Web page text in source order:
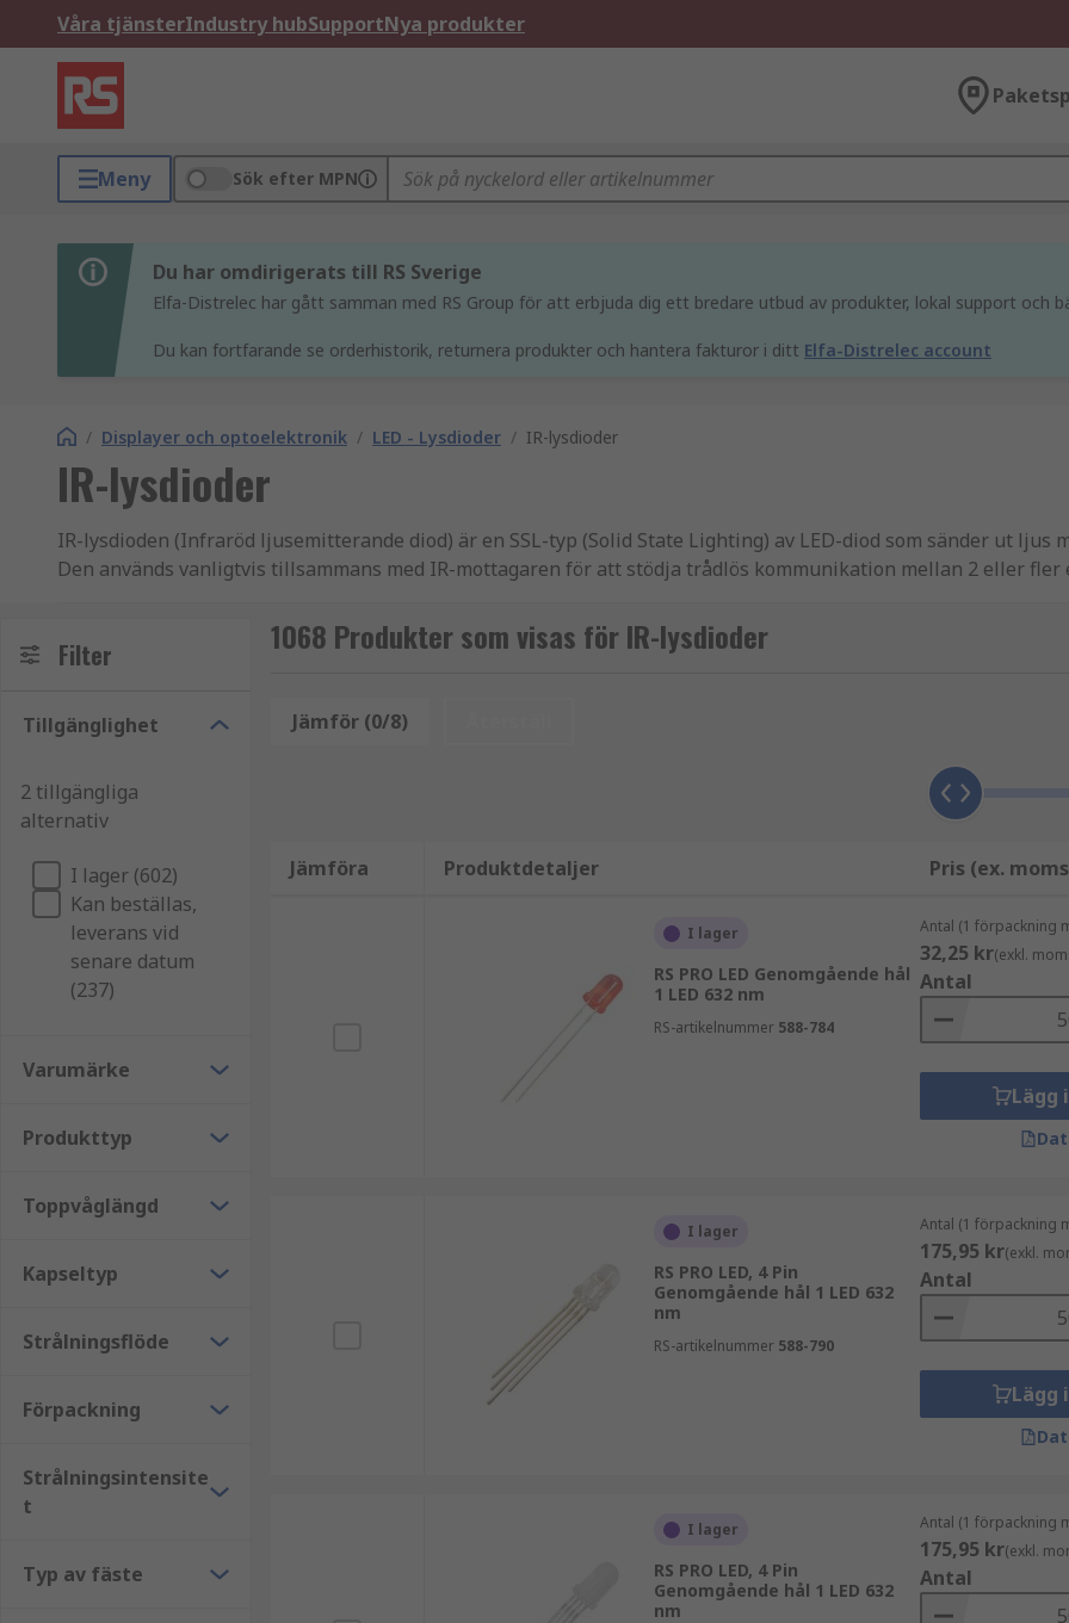
Våra tjänsterIndustry hubSupportNya produkter
Meny Sök efter MPN
Du har omdirigerats till RS Sverige
Elfa-Distrelec har gått samman med RS Group för att erbjuda dig ett bredare utbud av produkter, lokal support och
Du kan fortfarande se orderhistorik, returnera produkter och hantera fakturor i ditt Elfa-Distrelec account
/ Displayer och optoelektronik / LED - Lysdioder / IR-lysdioder
IR-lysdioder
IR-lysdioden (Infraröd ljusemitterande diod) är en SSL-typ (Solid State Lighting) av LED-diod som sänder ut ljus
Den används vanligtvis tillsammans med IR-mottagaren för att stödja trådlös kommunikation mellan 2 eller
maskin-kommunikation.
• Fjärrkontroller
• TV-apparater
• Klimatkontrollsystem
• Ljudutrustning
• Kameror
• Belysningsutrustning
• 808 nm – lämplig för medicinska behandlingar, optisk kommunikation i rymden, infraröd belysning
• 830 nm – lämplig för automatiserade kortläsarsystem
Filter
Tillgänglighet
2 tillgängliga
alternativ
I lager (602)
Kan beställas,
leverans vid
senare datum
(237)
Varumärke
Produkttyp
Toppvåglängd
Kapseltyp
Strålningsflöde
Förpackning
Strålningsintensite
t
Typ av fäste
1068 Produkter som visas för IR-lysdioder
Jämför (0/8)
Jämföra Produktdetaljer Pris (ex.
I lager
RS PRO LED Genomgående hål
1 LED 632 nm
RS-artikelnummer 588-784
Antal (1 förpackning
32,25 kr(exkl.
Antal
Lägg
I lager
RS PRO LED, 4 Pin
Genomgående hål 1 LED 632
nm
RS-artikelnummer 588-790
Antal (1 förpackning
175,95 kr(exkl.
Antal
Lägg
I lager
RS PRO LED, 4 Pin
Genomgående hål 1 LED 632
nm
Antal (1 förpackning
175,95 kr(exkl.
Antal